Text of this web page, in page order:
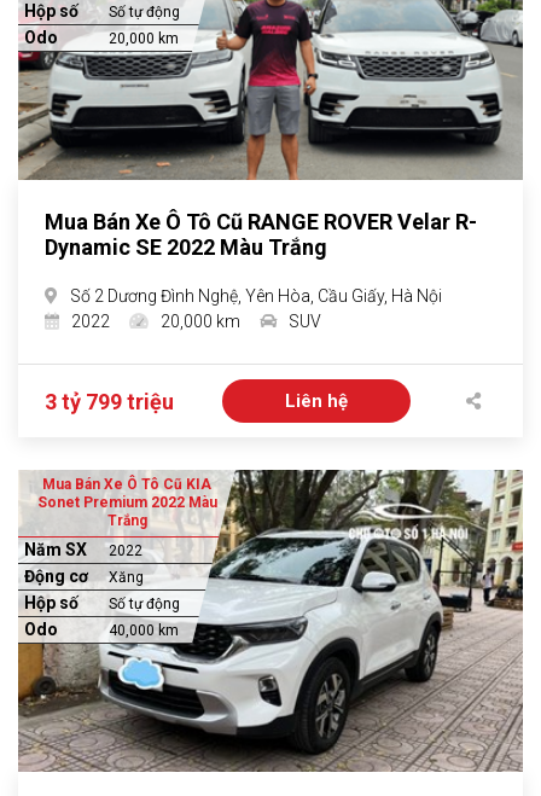
Hộp số Số tự động
Odo 20,000 km
Mua Bán Xe Ô Tô Cũ RANGE ROVER Velar R-
Dynamic SE 2022 Màu Trắng
Số 2 Dương Đình Nghệ, Yên Hòa, Cầu Giấy, Hà Nội
2022
20,000 km SUV
3 tỷ 799 triệu Liên hệ
Mua Bán Xe Ô Tô Cũ KIA
Sonet Premium 2022 Màu
Trắng
Năm SX 2022
Động cơ Xăng
Hộp số Số tự động
Odo 40,000 km